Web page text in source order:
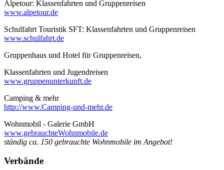
Alpetour: Klassenfahrten und Gruppenreisen
www.alpetour.de
Schulfahrt Touristik SFT: Klassenfahrten und Gruppenreisen
www.schulfahrt.de
Gruppenhaus und Hotel für Gruppenreisen,
Klassenfahrten und Jugendreisen
www.gruppenunterkunft.de
Camping & mehr
http://www.Camping-und-mehr.de
Wohnmobil - Galerie GmbH
www.gebrauchteWohnmobile.de
ständig ca. 150 gebrauchte Wohnmobile im Angebot!
Verbände